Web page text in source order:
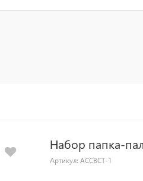
Набор папка-
Артикул: ACCBCT-1